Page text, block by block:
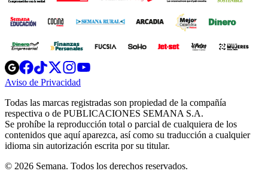
Opens
in
new
Opens
in
new
Opens
in
new
window
Opens
new
windowwindow
Aviso de Privacidad
new
window
Todas las marcas registradas son propiedad de la compañía
respectiva o de PUBLICACIONES SEMANA S.A.
Se prohíbe la reproducción total o parcial de cualquiera de los
contenidos que aquí aparezca, así como su traducción a cualquier
idioma sin autorización escrita por su titular.
© 2026 Semana. Todos los derechos reservados.